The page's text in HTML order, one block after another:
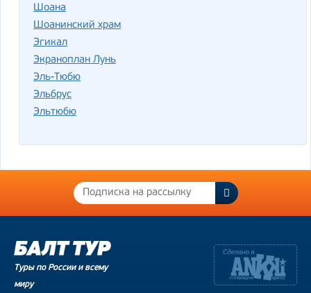
Шоана
Шоанинский храм
Эгикал
Экраноплан Лунь
Эль-Тюбю
Эльбрус
Эльтюбю
Туры по России и всему
миру